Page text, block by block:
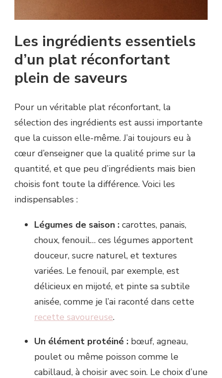
Les ingrédients essentiels
d’un plat réconfortant
plein de saveurs
Pour un véritable plat réconfortant, la
sélection des ingrédients est aussi importante
que la cuisson elle-même. J’ai toujours eu à
cœur d’enseigner que la qualité prime sur la
quantité, et que peu d’ingrédients mais bien
choisis font toute la différence. Voici les
indispensables :
Légumes de saison : carottes, panais,
choux, fenouil… ces légumes apportent
douceur, sucre naturel, et textures
variées. Le fenouil, par exemple, est
délicieux en mijoté, et pinte sa subtile
anisée, comme je l’ai raconté dans cette
recette savoureuse.
Un élément protéiné : bœuf, agneau,
poulet ou même poisson comme le
cabillaud, à choisir avec soin. Le choix d’une